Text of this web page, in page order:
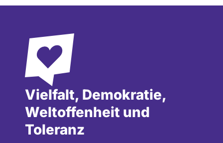
Vielfalt, Demokratie,
Weltoffenheit und
Toleranz